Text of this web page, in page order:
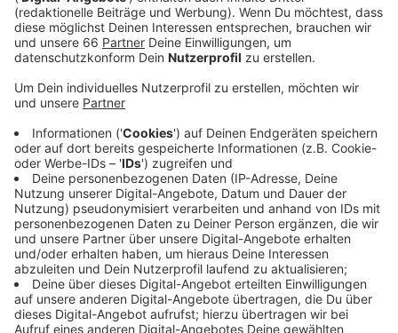
die Folgen des Klimawandels besser schützen
können. Wie halte ich durch Bepflanzung Wasser
von meinem Haus fern? Auf welche Weise schützt
Begrünung mein Grundstück gegen extreme
Temperaturen und in langen Trockenperioden?
Anzeige
Diese und andere Fragen beantworten die Expertinnen
und Experten in der neuen Vortragsreihe und zeigen
Beispiele von begrünten Häusern. Die Vorträge finden
in Form von regelmäßigen Onlineseminaren statt und
sind kostenlos. Start der Vortragsreihe ist am